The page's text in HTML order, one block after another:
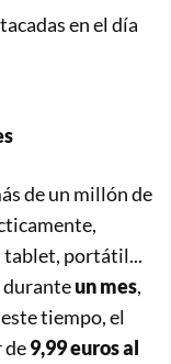
en el día
de un millón de
tablet, portátil...
duranteun mes,
tiempo, el
de9,99 euros al